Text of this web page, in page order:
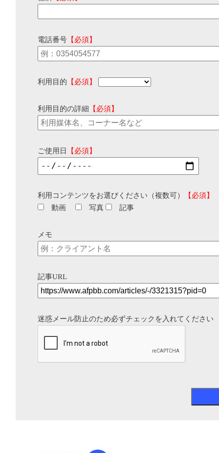
電話番号 【必須】
利用目的 【必須】
利用目的の詳細 【必須】
ご使用日 【必須】
利用コンテンツをお選びください（複数可）
【必須】
動画
写真 記事
メモ
記事URL
迷惑メール防止のため必ずチェックを入れてください